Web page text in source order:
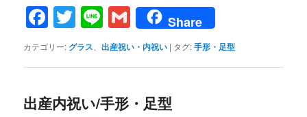
Facebook
Twitter
LineGmail
Share
カテゴリー: グラス 、出産祝い・内祝い | タグ:手形・足型
出産内祝い/手形・足型